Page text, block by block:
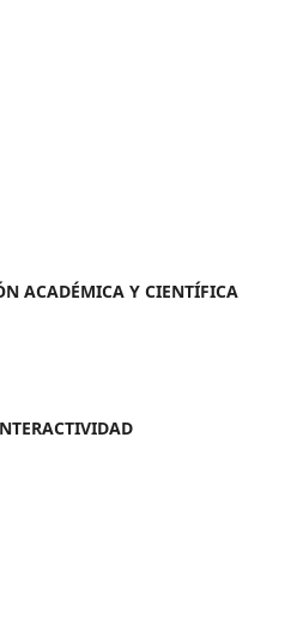
ACADÉMICA Y CIENTÍFICA